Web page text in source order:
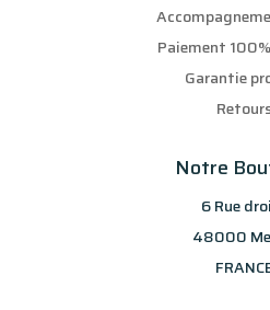
Paiement
Garantie
Notre
6 Rue
48000